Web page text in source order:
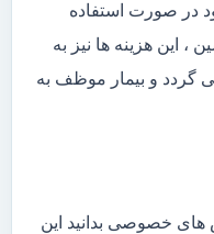
در صورت استفاده
، این هزینه ها نیز به
گردد و بیمار موظف به
های خصوصی بدانید این